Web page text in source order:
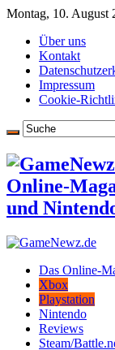
Montag, 10. August
Über uns
Kontakt
Impressum
Cookie-
Online-
und
Das Online-
Xbox
Playstation
Nintendo
Reviews
Steam/